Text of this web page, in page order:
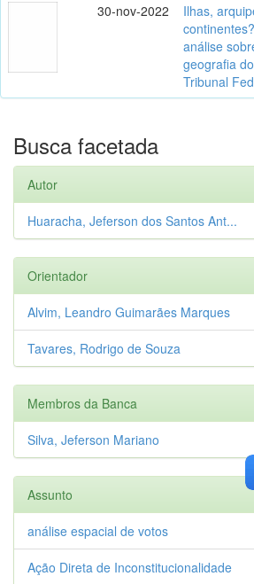
30-nov-2022
Ilhas,
análise
geografia
Tribunal
Busca facetada
Autor
Huaracha, Jeferson dos Santos Ant...
Orientador
Alvim, Leandro Guimarães Marques
Tavares, Rodrigo de Souza
Membros da Banca
Silva, Jeferson Mariano
Assunto
análise espacial de votos
Ação Direta de Inconstitucionalidade